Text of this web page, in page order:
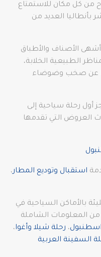
من كل مكان للاستمتاع
بأنطاليا العديد من
الأصناف والأطباق
الطبيعية الخلابة،
عن صخب وضوضاء
أول رحلة سياحية إلى
العروض التي تقدمها
استقبال وتوديع المطار،
بالأماكن السياحية في
من المعلومات الشاملة
، رحلة شيلا وأغوا،
السفينة العربية